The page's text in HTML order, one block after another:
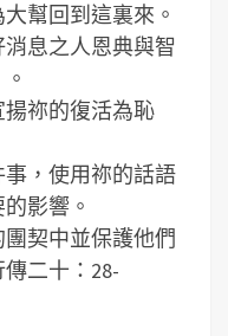
幫回到這裏來。
息之人恩典與智
祢的復活為恥
，使用祢的話語
影響。
契中並保護他們
二十：28-